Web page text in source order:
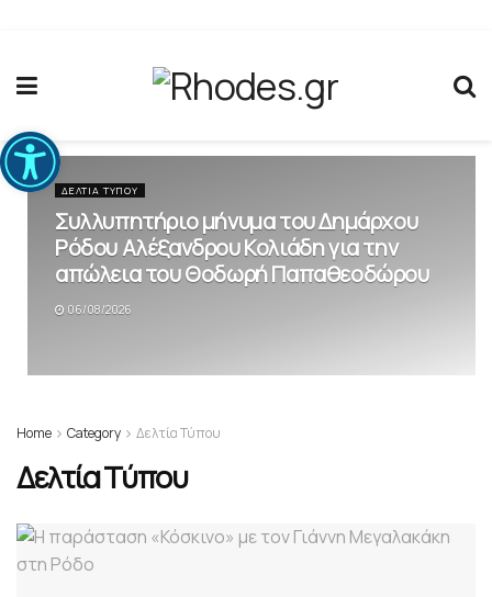
Ανοίξτε τη γραμμή εργαλείων
ΔΕΛΤΊΑ ΤΎΠΟΥ
Συλλυπητήριο μήνυμα του Δημάρχου
Ρόδου Αλέξανδρου Κολιάδη για την
απώλεια του Θοδωρή Παπαθεοδώρου
06/08/2026
Home Category Δελτία Τύπου
Δελτία Τύπου